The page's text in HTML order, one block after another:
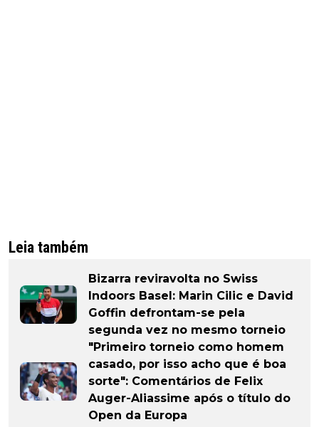
Leia também
Bizarra reviravolta no Swiss
Indoors Basel: Marin Cilic e David
Goffin defrontam-se pela
segunda vez no mesmo torneio
"Primeiro torneio como homem
casado, por isso acho que é boa
sorte": Comentários de Felix
Auger-Aliassime após o título do
Open da Europa